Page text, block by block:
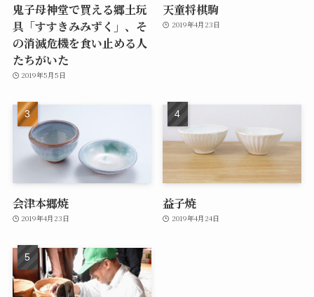
鬼子母神堂で買える郷土玩
具「すすきみみずく」、そ
の消滅危機を食い止める人
たちがいた
2019年5月5日
天童将棋駒
2019年4月23日
会津本郷焼
2019年4月23日
益子焼
2019年4月24日